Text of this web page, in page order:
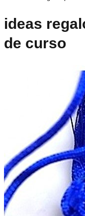
ideas
de curso